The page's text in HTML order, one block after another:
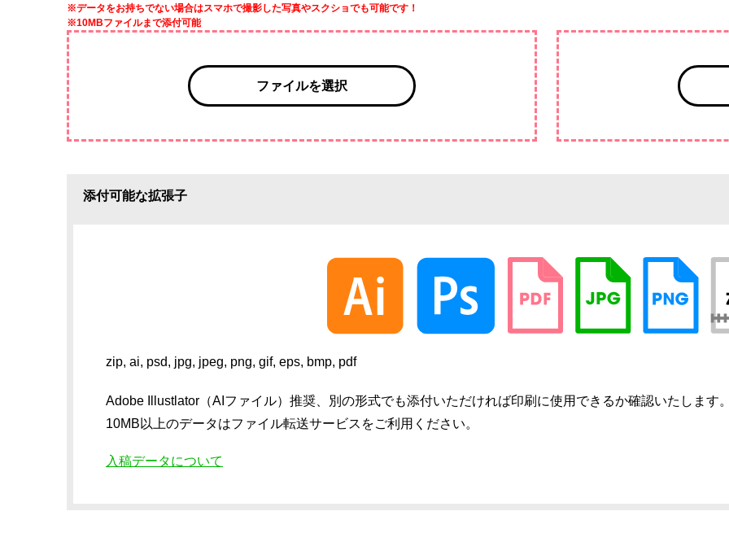
※データをお持ちでない場合はスマホで撮影した写真やスクショでも可能です！
※10MBファイルまで添付可能
ファイルを選択
添付可能な拡張子
zip, ai, psd, jpg, jpeg, png, gif, eps, bmp, pdf
Adobe Illustlator（AIファイル）推奨、別の形式でも添付いただければ印刷に使用できるか確認いたします
10MB以上のデータはファイル転送サービスをご利用ください。
入稿データについて